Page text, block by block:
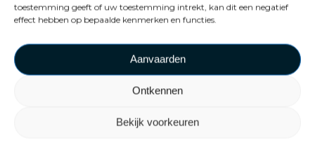
toestemming geeft of uw toestemming intrekt, kan dit een negatief
effect hebben op bepaalde kenmerken en functies.
Aanvaarden
Ontkennen
Bekijk voorkeuren